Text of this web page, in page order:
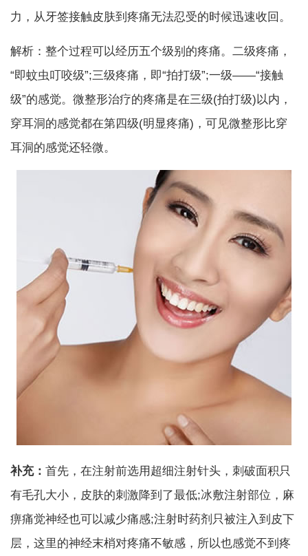
力，从牙签接触皮肤到疼痛无法忍受的时候迅速收回。
解析：整个过程可以经历五个级别的疼痛。二级疼痛，
“即蚊虫叮咬级”;三级疼痛，即“拍打级”;一级——“接触
级”的感觉。微整形治疗的疼痛是在三级(拍打级)以内，
穿耳洞的感觉都在第四级(明显疼痛)，可见微整形比穿
耳洞的感觉还轻微。
补充： 首先，在注射前选用超细注射针头，刺破面积只
有毛孔大小，皮肤的刺激降到了最低;冰敷注射部位，麻
痹痛觉神经也可以减少痛感;注射时药剂只被注入到皮下
层，这里的神经末梢对疼痛不敏感，所以也感觉不到疼